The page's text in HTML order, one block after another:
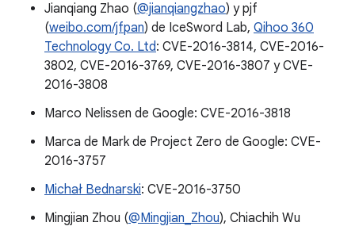
Jianqiang Zhao (@jianqiangzhao) y pjf
(weibo.com/jfpan) de IceSword Lab, Qihoo 360
Technology Co. Ltd: CVE-2016-3814, CVE-2016-
3802, CVE-2016-3769, CVE-2016-3807 y CVE-
2016-3808
Marco Nelissen de Google: CVE-2016-3818
Marca de Mark de Project Zero de Google: CVE-
2016-3757
Michał Bednarski: CVE-2016-3750
Mingjian Zhou (@Mingjian_Zhou), Chiachih Wu